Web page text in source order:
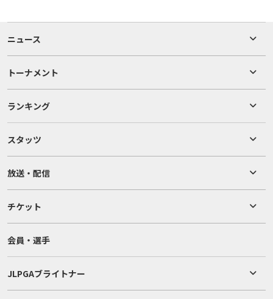
ニュース
トーナメント
ランキング
スタッツ
放送・配信
チケット
会員・選手
JLPGAブライトナー